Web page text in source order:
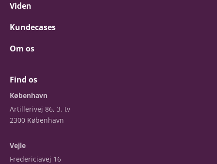
Viden
Kundecases
Om os
Find os
København
Artillerivej 86, 3. tv
2300 København
Vejle
Fredericiavej 16